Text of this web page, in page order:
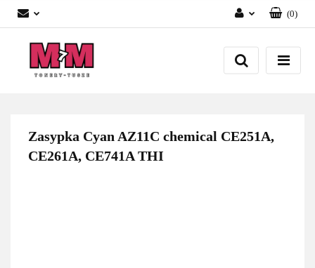
Zaloguj się
Załóż konto
(0)
Zasypka Cyan AZ11C chemical CE251A,
CE261A, CE741A THI